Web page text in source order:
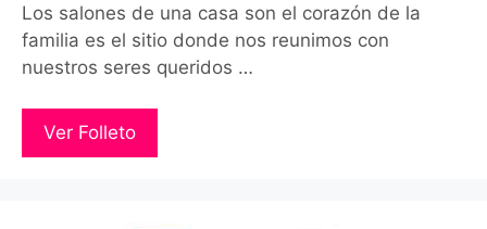
Los salones de una casa son el corazón de la
familia es el sitio donde nos reunimos con
nuestros seres queridos …
Ver Folleto